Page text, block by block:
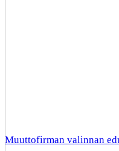
Muuttofirman valinnan